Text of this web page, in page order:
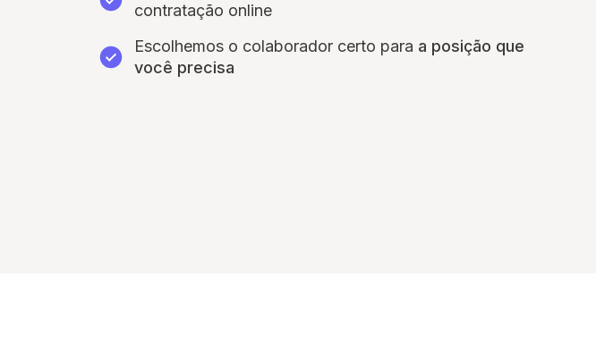
contratação online
Escolhemos o colaborador certo para a posição que
você precisa